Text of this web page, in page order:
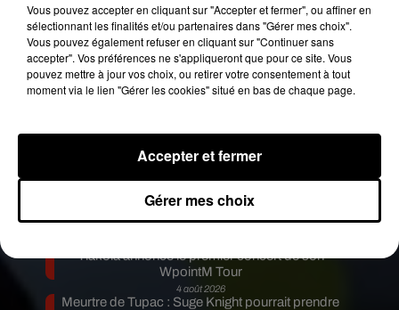
Charbonnel
Fil actus
7 août 2026
Moha MMZ dévoile « Mikasa », un nouveau
single entre amour et...
de l’année
6 août 2026
Franglish et Keblack dévoilent une session live
surprise
5 août 2026
Russ frappe fort avec son nouveau single «
Coulda Shoulda Woulda »
Tiakola annonce le premier concert de son
WpointM Tour
4 août 2026
Meurtre de Tupac : Suge Knight pourrait prendre
Vous pouvez accepter en cliquant sur "Accepter et fermer", ou affiner en
sélectionnant les finalités et/ou partenaires dans "Gérer mes choix".
Vous pouvez également refuser en cliquant sur "Continuer sans
accepter". Vos préférences ne s'appliqueront que pour ce site. Vous
pouvez mettre à jour vos choix, ou retirer votre consentement à tout
moment via le lien "Gérer les cookies" situé en bas de chaque page.
Gérer mes choix
Accepter et fermer